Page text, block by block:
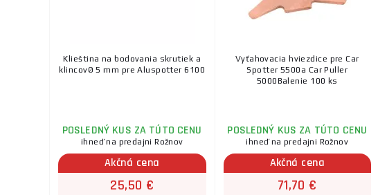
Klieština na bodovania skrutiek a
klincovØ 5 mm pre Aluspotter 6100
POSLEDNÝ KUS ZA TÚTO CENU
ihneď na predajni Rožnov
Akčná cena
25,50 €
Vyťahovacia hviezdice pre Car
Spotter 5500a Car Puller
5000Balenie 100 ks
POSLEDNÝ KUS ZA TÚTO CENU
ihneď na predajni Rožnov
Akčná cena
71,70 €